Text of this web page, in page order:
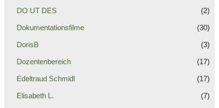
DO UT DES (2)
Dokumentationsfilme (30)
DorisB (3)
Dozentenbereich (17)
Edeltraud Schmidl (17)
Elisabeth L. (7)